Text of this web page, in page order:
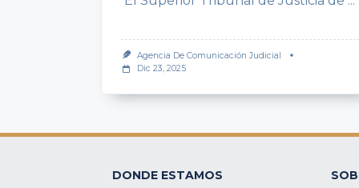
Agencia De Comunicación Judicial
Dic 23, 2025
DONDE ESTAMOS